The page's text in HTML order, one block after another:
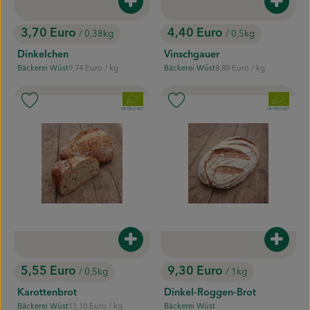
, Preis:
3,70 Euro / 0,38kg
Dinkelchen
Bäckerei Wüst, Referenzpreis:
9,74 Euro / kg
Produkt zum Warenkorb hinzufügen
, Preis:
4,40 Euro / 0,5kg
Vinschgauer
Bäckerei Wüst, Referenzpreis:
8,80 Euro / kg
5,55 Euro / 0,5kg
Karottenbrot
Bäckerei Wüst, Referenzpreis:
11,10 Euro / kg
Produkt zum Warenkorb hinzufügen
, Verband:
, Kontrollstelle:
DE-ÖKO-007
Produkt zu Favouriten hinzufügen
9,30 Euro / 1kg
Dinkel-Roggen-Brot
Bäckerei Wüst
, Verband:
, Kontrollstelle:
DE-ÖKO-007
Produkt zu Favouriten hinzufügen